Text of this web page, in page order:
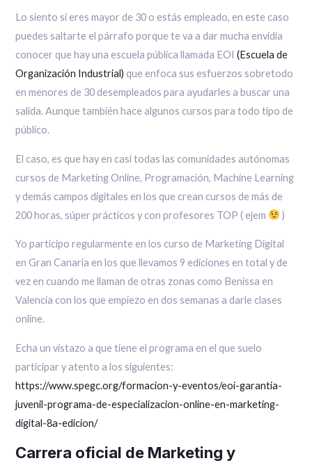
Lo siento si eres mayor de 30 o estás empleado, en este caso
puedes saltarte el párrafo porque te va a dar mucha envidia
conocer que hay una escuela pública llamada EOI(Escuela de
Organización Industrial) que enfoca sus esfuerzos sobretodo
en menores de 30 desempleados para ayudarles a buscar una
salida. Aunque también hace algunos cursos para todo tipo de
público.
El caso, es que hay en casi todas las comunidades autónomas
cursos de Marketing Online, Programación, Machine Learning
y demás campos digitales en los que crean cursos de más de
200 horas, súper prácticos y con profesores TOP ( ejem
)
Yo participo regularmente en los curso de Marketing Digital
en Gran Canaria en los que llevamos 9 ediciones en total y de
vez en cuando me llaman de otras zonas como Benissa en
Valencia con los que empiezo en dos semanas a darle clases
online.
Echa un vistazo a que tiene el programa en el que suelo
participar y atento a los siguientes:
https://www.spegc.org/formacion-y-eventos/eoi-garantia-
juvenil-programa-de-especializacion-online-en-marketing-
digital-8a-edicion/
Carrera oficial de Marketing y